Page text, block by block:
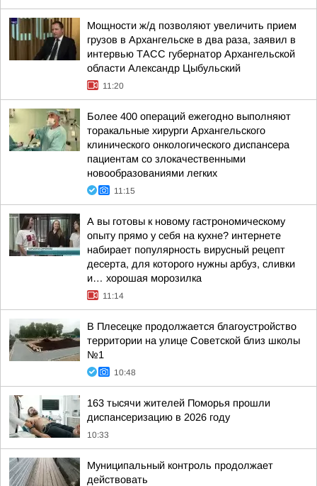
Мощности ж/д позволяют увеличить прием
грузов в Архангельске в два раза, заявил в
интервью ТАСС губернатор Архангельской
области Александр Цыбульский
11:20
Более 400 операций ежегодно выполняют
торакальные хирурги Архангельского
клинического онкологического диспансера
пациентам со злокачественными
новообразованиями легких
11:15
А вы готовы к новому гастрономическому
опыту прямо у себя на кухне? интернете
набирает популярность вирусный рецепт
десерта, для которого нужны арбуз, сливки
и… хорошая морозилка
11:14
В Плесецке продолжается благоустройство
территории на улице Советской близ школы
№1
10:48
163 тысячи жителей Поморья прошли
диспансеризацию в 2026 году
10:33
Муниципальный контроль продолжает
действовать